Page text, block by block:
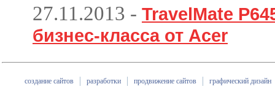
27.11.2013 - TravelMate
бизнес-класса от Acer
создание сайтов разработки продвижение сайтов графический дизайн